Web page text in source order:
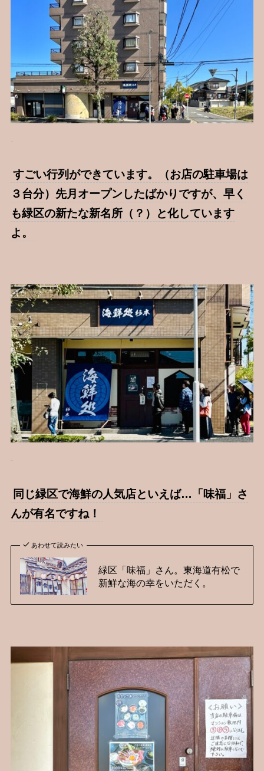
すごい行列ができています。（お店の駐車場は
３台分）先月オープンしたばかりですが、早く
も緑区の新たな新名所（？）と化しています
よ。
同じ緑区で海鮮の人気店といえば…「味福」さ
んが有名ですね！
あわせて読みたい
緑区「味福」さん。東海道有松で
新鮮な海の幸をいただく。